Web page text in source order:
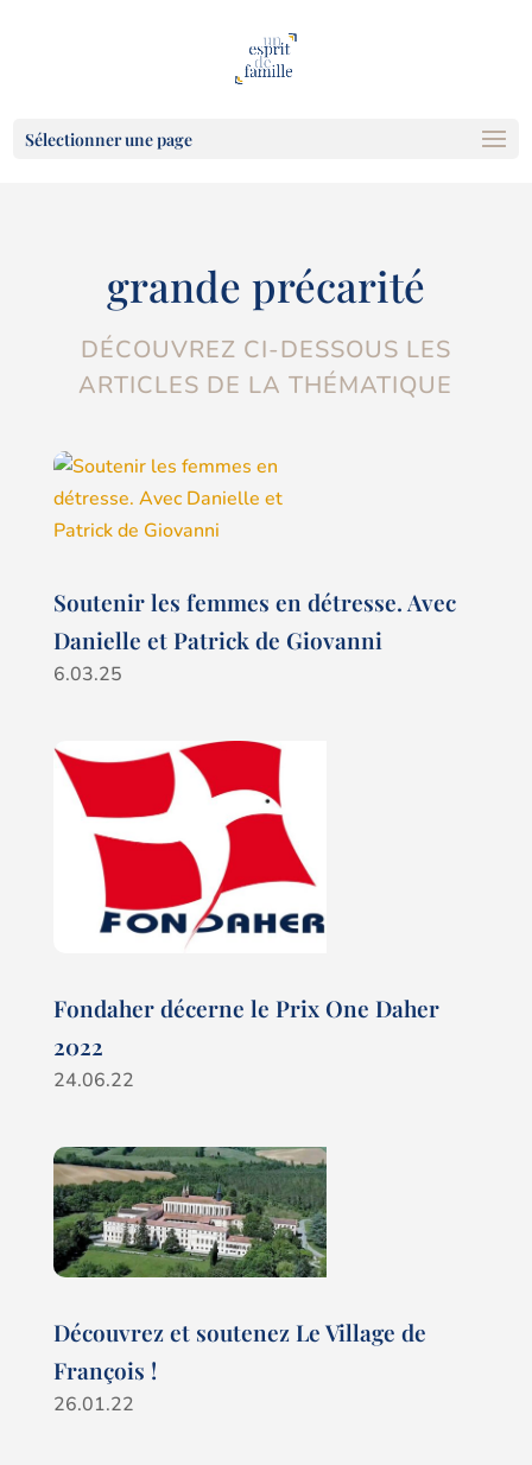
Sélectionner une page
grande précarité
DÉCOUVREZ CI-DESSOUS LES
ARTICLES DE LA THÉMATIQUE
Soutenir les femmes en détresse. Avec
Danielle et Patrick de Giovanni
6.03.25
Fondaher décerne le Prix One Daher
2022
24.06.22
Découvrez et soutenez Le Village de
François !
26.01.22